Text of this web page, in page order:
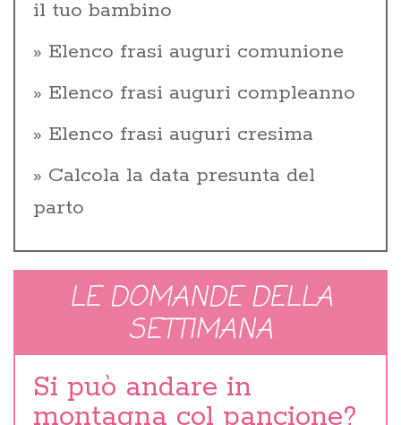
il tuo bambino
Elenco frasi auguri comunione
Elenco frasi auguri compleanno
Elenco frasi auguri cresima
Calcola la data presunta del
parto
LE DOMANDE DELLA
SETTIMANA
Si può andare in
montagna col pancione?